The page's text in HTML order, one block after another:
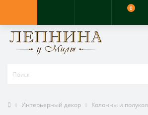
0
Интерьерный декор Колонны и